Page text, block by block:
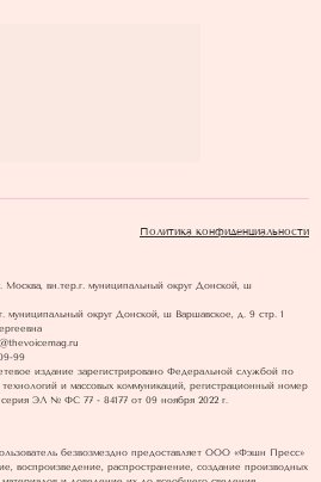
Политика конфиденциальности
вн.тер.г. муниципальный округ Донской, ш
муниципальный округ Донской, ш Варшавское, д. 9 стр. 1
99
издание зарегистрировано Федеральной службой по
и массовых коммуникаций, регистрационный номер
ЭЛ № ФС 77 - 84177 от 09 ноября 2022 г.
безвозмездно предоставляет ООО «Фэшн Пресс»
воспроизведение, распространение, создание производных